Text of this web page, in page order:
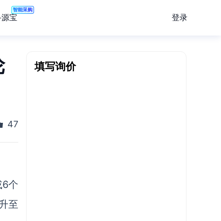
宝
智能采购
登录
47
6个
至
填写询价